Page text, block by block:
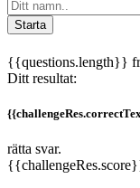
Starta
{{questions.length}}
Ditt resultat:
rätta svar.